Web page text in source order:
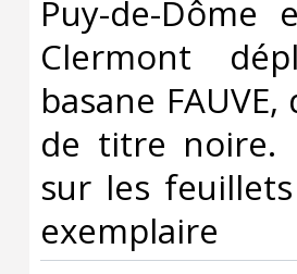
Puy-de-
Clermont
basane
de titre noire.
sur les
exemplaire‎